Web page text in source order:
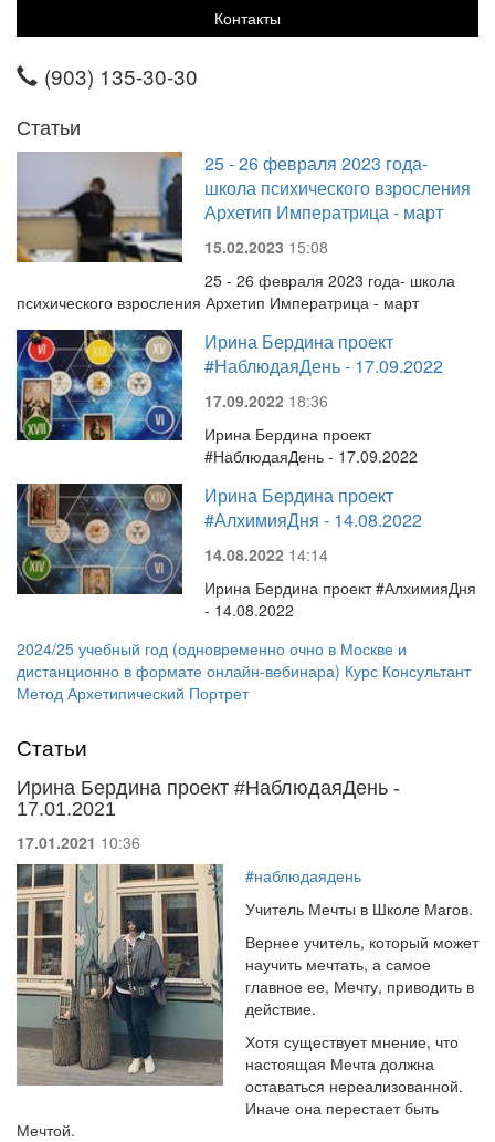
Контакты
(903) 135-30-30
Статьи
25 - 26 февраля 2023 года-
школа психического взросления
Архетип Императрица - март
15.02.2023 15:08
25 - 26 февраля 2023 года- школа
психического взросления Архетип Императрица - март
Ирина Бердина проект
#НаблюдаяДень - 17.09.2022
17.09.2022 18:36
Ирина Бердина проект
#НаблюдаяДень - 17.09.2022
Ирина Бердина проект
#АлхимияДня - 14.08.2022
14.08.2022 14:14
Ирина Бердина проект #АлхимияДня
- 14.08.2022
2024/25 учебный год (одновременно очно в Москве и
дистанционно в формате онлайн-вебинара) Курс Консультант
Метод Архетипический Портрет
Статьи
Ирина Бердина проект #НаблюдаяДень -
17.01.2021
17.01.2021 10:36
#наблюдаядень
Учитель Мечты в Школе Магов.
Вернее учитель, который может
научить мечтать, а самое
главное ее, Мечту, приводить в
действие.
Хотя существует мнение, что
настоящая Мечта должна
оставаться нереализованной.
Иначе она перестает быть
Мечтой.